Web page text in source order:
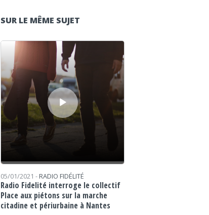
SUR LE MÊME SUJET
Lecteur audio
05/01/2021 - RADIO FIDÉLITÉ
Radio Fidelité interroge le collectif
Place aux piétons sur la marche
citadine et périurbaine à Nantes